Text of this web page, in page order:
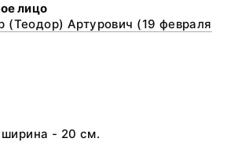
лицо
(Теодор) Артурович (19 февраля
- 20 см.